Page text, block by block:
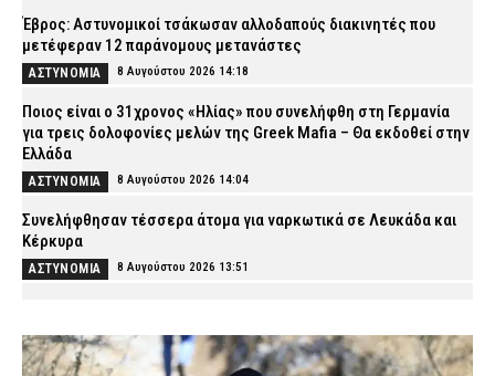
Έβρος: Αστυνομικοί τσάκωσαν αλλοδαπούς διακινητές που
μετέφεραν 12 παράνομους μετανάστες
ΑΣΤΥΝΟΜΙΑ 8 Αυγούστου 2026 14:18
Ποιος είναι ο 31χρονος «Ηλίας» που συνελήφθη στη Γερμανία
για τρεις δολοφονίες μελών της Greek Mafia – Θα εκδοθεί στην
Ελλάδα
ΑΣΤΥΝΟΜΙΑ 8 Αυγούστου 2026 14:04
Συνελήφθησαν τέσσερα άτομα για ναρκωτικά σε Λευκάδα και
Κέρκυρα
ΑΣΤΥΝΟΜΙΑ 8 Αυγούστου 2026 13:51
Πολέμου